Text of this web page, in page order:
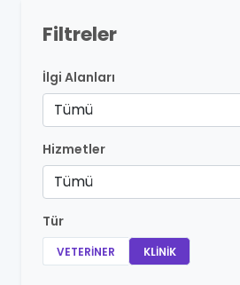
Filtreler
İlgi Alanları
Tümü
Hizmetler
Tümü
Tür
VETERINER KLINIK